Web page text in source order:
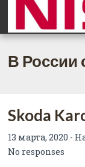
В России
Skoda
13 марта, 2020 -
No responses